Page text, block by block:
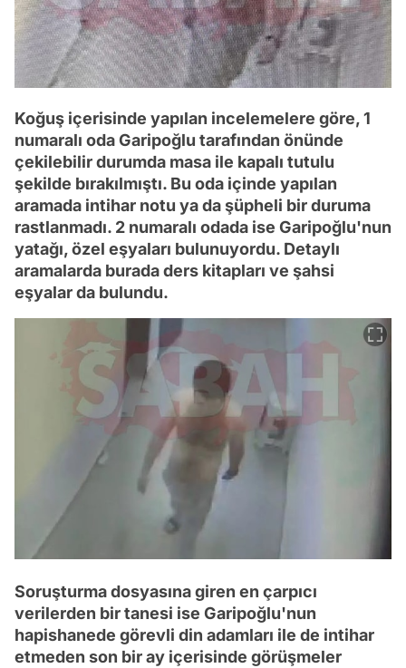
Koğuş içerisinde yapılan incelemelere göre, 1
numaralı oda Garipoğlu tarafından önünde
çekilebilir durumda masa ile kapalı tutulu
şekilde bırakılmıştı. Bu oda içinde yapılan
aramada intihar notu ya da şüpheli bir duruma
rastlanmadı. 2 numaralı odada ise Garipoğlu'nun
yatağı, özel eşyaları bulunuyordu. Detaylı
aramalarda burada ders kitapları ve şahsi
eşyalar da bulundu.
Soruşturma dosyasına giren en çarpıcı
verilerden bir tanesi ise Garipoğlu'nun
hapishanede görevli din adamları ile de intihar
etmeden son bir ay içerisinde görüşmeler